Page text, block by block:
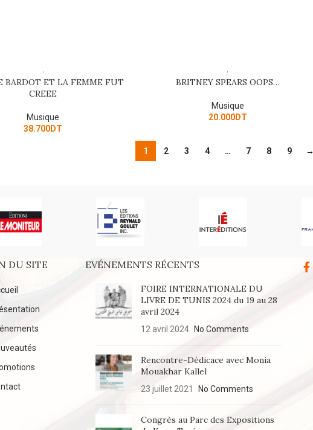
BARDOT ET LA FEMME FUT
CREEE
Musique
38.700DT
ADD TO CARTBRITNEY SPEARS OOPS…
Musique
20.000DT
1 2 3 4 … 7 8 9 →
DU SITE EVÉNEMENTS RÉCENTS
FOIRE INTERNATIONALE DU
LIVRE DE TUNIS 2024 du 19 au 28
avril 2024
12 avril 2024 No Comments
Rencontre-Dédicace avec Monia
Mouakhar Kallel
23 juillet 2021 No Comments
Congrès au Parc des Expositions